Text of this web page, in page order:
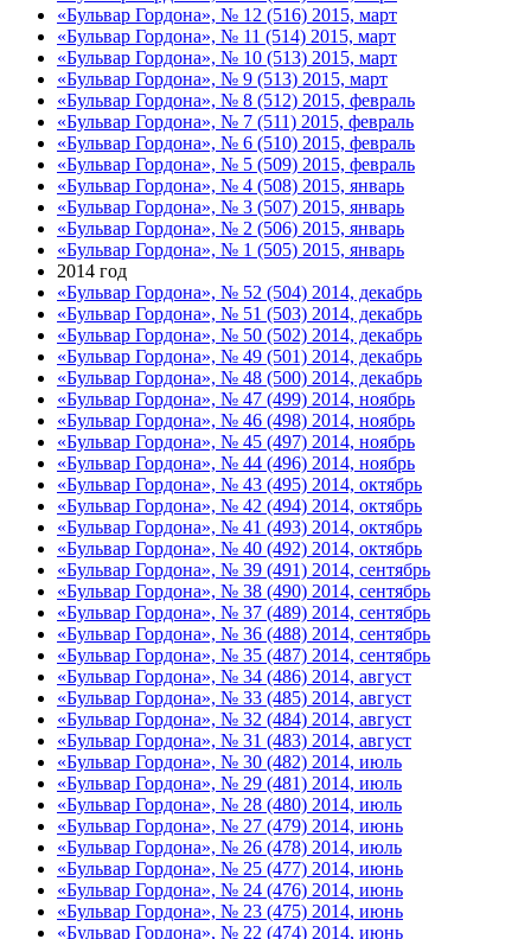
«Бульвар Гордона», № 12 (516) 2015, март
«Бульвар Гордона», № 11 (514) 2015, март
«Бульвар Гордона», № 10 (513) 2015, март
«Бульвар Гордона», № 9 (513) 2015, март
«Бульвар Гордона», № 8 (512) 2015, февраль
«Бульвар Гордона», № 7 (511) 2015, февраль
«Бульвар Гордона», № 6 (510) 2015, февраль
«Бульвар Гордона», № 5 (509) 2015, февраль
«Бульвар Гордона», № 4 (508) 2015, январь
«Бульвар Гордона», № 3 (507) 2015, январь
«Бульвар Гордона», № 2 (506) 2015, январь
«Бульвар Гордона», № 1 (505) 2015, январь
2014 год
«Бульвар Гордона», № 52 (504) 2014, декабрь
«Бульвар Гордона», № 51 (503) 2014, декабрь
«Бульвар Гордона», № 50 (502) 2014, декабрь
«Бульвар Гордона», № 49 (501) 2014, декабрь
«Бульвар Гордона», № 48 (500) 2014, декабрь
«Бульвар Гордона», № 47 (499) 2014, ноябрь
«Бульвар Гордона», № 46 (498) 2014, ноябрь
«Бульвар Гордона», № 45 (497) 2014, ноябрь
«Бульвар Гордона», № 44 (496) 2014, ноябрь
«Бульвар Гордона», № 43 (495) 2014, октябрь
«Бульвар Гордона», № 42 (494) 2014, октябрь
«Бульвар Гордона», № 41 (493) 2014, октябрь
«Бульвар Гордона», № 40 (492) 2014, октябрь
«Бульвар Гордона», № 39 (491) 2014, сентябрь
«Бульвар Гордона», № 38 (490) 2014, сентябрь
«Бульвар Гордона», № 37 (489) 2014, сентябрь
«Бульвар Гордона», № 36 (488) 2014, сентябрь
«Бульвар Гордона», № 35 (487) 2014, сентябрь
«Бульвар Гордона», № 34 (486) 2014, август
«Бульвар Гордона», № 33 (485) 2014, август
«Бульвар Гордона», № 32 (484) 2014, август
«Бульвар Гордона», № 31 (483) 2014, август
«Бульвар Гордона», № 30 (482) 2014, июль
«Бульвар Гордона», № 29 (481) 2014, июль
«Бульвар Гордона», № 28 (480) 2014, июль
«Бульвар Гордона», № 27 (479) 2014, июнь
«Бульвар Гордона», № 26 (478) 2014, июль
«Бульвар Гордона», № 25 (477) 2014, июнь
«Бульвар Гордона», № 24 (476) 2014, июнь
«Бульвар Гордона», № 23 (475) 2014, июнь
«Бульвар Гордона», № 22 (474) 2014, июнь